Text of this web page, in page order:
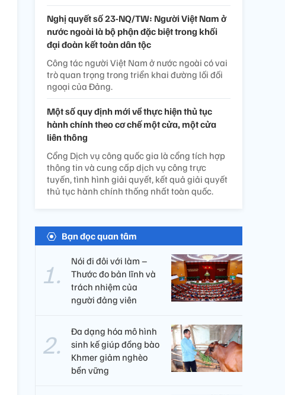
Nghị quyết số 23-NQ/TW: Người Việt Nam ở
nước ngoài là bộ phận đặc biệt trong khối
đại đoàn kết toàn dân tộc
Công tác người Việt Nam ở nước ngoài có vai
trò quan trọng trong triển khai đường lối đối
ngoại của Đảng.
Một số quy định mới về thực hiện thủ tục
hành chính theo cơ chế một cửa, một cửa
liên thông
Cổng Dịch vụ công quốc gia là cổng tích hợp
thông tin và cung cấp dịch vụ công trực
tuyến, tình hình giải quyết, kết quả giải quyết
thủ tục hành chính thống nhất toàn quốc.
Bạn đọc quan tâm
Nói đi đôi với làm –
Thước đo bản lĩnh và
trách nhiệm của
người đảng viên​
Đa dạng hóa mô hình
sinh kế giúp đồng bào
Khmer giảm nghèo
bền vững